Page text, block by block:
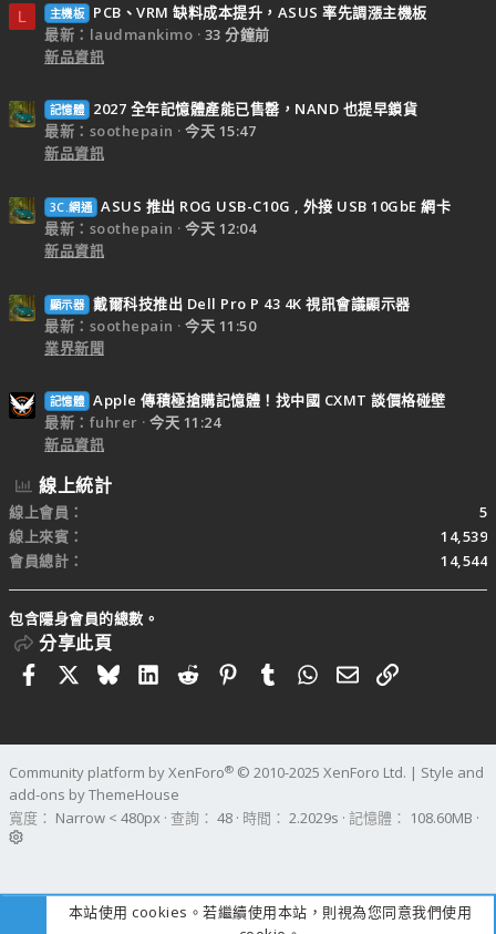
L 主機板
PCB、VRM 缺料成本提升，ASUS 率先調漲主機板
最新：laudmankimo
33 分鐘前
新品資訊
記憶體
2027 全年記憶體產能已售罄，NAND 也提早鎖貨
最新：soothepain
今天 15:47
新品資訊
3C.網通 ASUS 推出 ROG USB-C10G , 外接 USB 10GbE 網卡
最新：soothepain
今天 12:04
新品資訊
顯示器 戴爾科技推出 Dell Pro P 43 4K 視訊會議顯示器
最新：soothepain
今天 11:50
業界新聞
記憶體 Apple 傳積極搶購記憶體！找中國 CXMT 談價格碰壁
最新：fuhrer
今天 11:24
新品資訊
線上統計
線上會員
5
線上來賓
14,539
會員總計
14,544
包含隱身會員的總數。
分享此頁
FacebookBlueskyLinkedIn
RedditPinterestTumblrWhatsApp
電子郵件
連結
Community platform by XenForo® © 2010-2025 XenForo Ltd. | Style and
add-ons by ThemeHouse
寬度
查詢 48 時間 2.2029s 記憶體 108.60MB
本站使用 cookies。若繼續使用本站，則視為您同意我們使用